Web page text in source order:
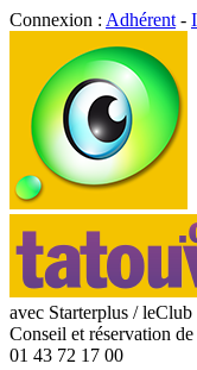
Connexion : Adhérent -
avec Starterplus / leClub
Conseil et réservation
01 43 72 17 00